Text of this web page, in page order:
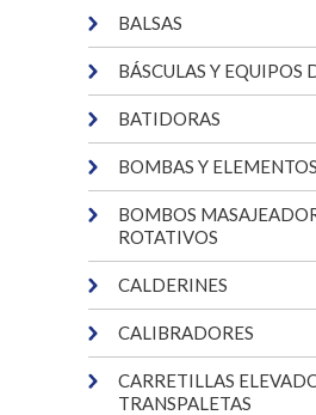
BALSAS
BÁSCULAS Y EQUIPOS
BATIDORAS
BOMBAS Y
BOMBOS
ROTATIVOS
CALDERINES
CALIBRADORES
CARRETILLAS
TRANSPALETAS